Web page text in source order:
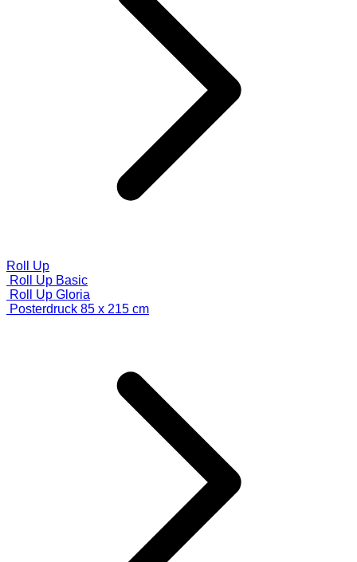
Roll Up
Roll Up Basic
Roll Up Gloria
Posterdruck 85 x 215 cm